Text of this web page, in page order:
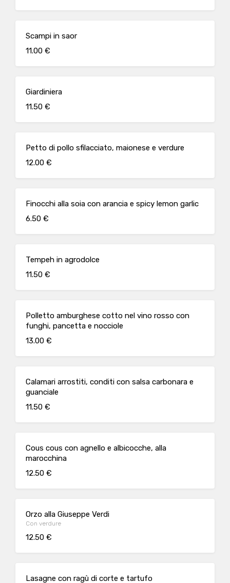
Scampi in saor
11.00 €
Giardiniera
11.50 €
Petto di pollo sfilacciato, maionese e verdure
12.00 €
Finocchi alla soia con arancia e spicy lemon garlic
6.50 €
Tempeh in agrodolce
11.50 €
Polletto amburghese cotto nel vino rosso con
funghi, pancetta e nocciole
13.00 €
Calamari arrostiti, conditi con salsa carbonara e
guanciale
11.50 €
Cous cous con agnello e albicocche, alla
marocchina
12.50 €
Orzo alla Giuseppe Verdi
Con verdure
12.50 €
Lasagne con ragù di corte e tartufo